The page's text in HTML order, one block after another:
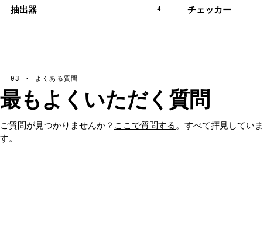
抽出器 4 チェッカー
03 · よくある質問
最もよくいただく質問
ご質問が見つかりませんか？ ここで質問する 。すべて拝見していま
す。